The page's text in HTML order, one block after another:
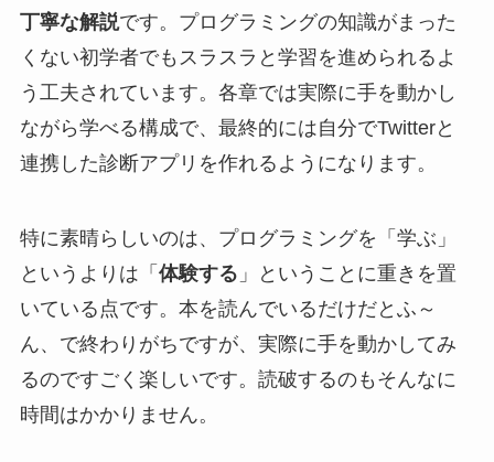
丁寧な解説です。プログラミングの知識がまった
くない初学者でもスラスラと学習を進められるよ
う工夫されています。各章では実際に手を動かし
ながら学べる構成で、最終的には自分でTwitterと
連携した診断アプリを作れるようになります。
特に素晴らしいのは、プログラミングを「学ぶ」
というよりは「 体験する 」ということに重きを置
いている点です。本を読んでいるだけだとふ～
ん、で終わりがちですが、実際に手を動かしてみ
るのですごく楽しいです。読破するのもそんなに
時間はかかりません。